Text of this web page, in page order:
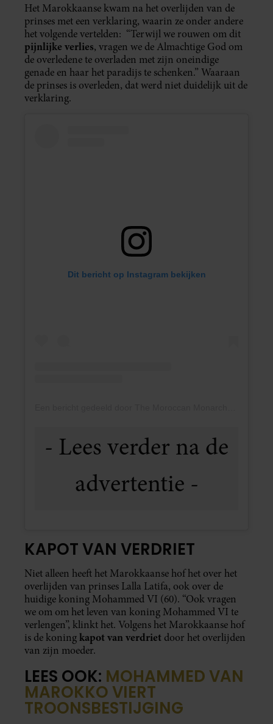
Het Marokkaanse kwam na het overlijden van de
prinses met een verklaring, waarin ze onder andere
het volgende vertelden: “Terwijl we rouwen om dit
pijnlijke verlies, vragen we de Almachtige God om
de overledene te overladen met zijn oneindige
genade en haar het paradijs te schenken.” Waaraan
de prinses is overleden, dat werd niet duidelijk uit de
verklaring.
Dit bericht op Instagram bekijken
KAPOT VAN VERDRIET
Niet alleen heeft het Marokkaanse hof het over het
overlijden van prinses Lalla Latifa, ook over de
huidige koning Mohammed VI (60). “Ook vragen
we om om het leven van koning Mohammed VI te
verlengen”, klinkt het. Volgens het Marokkaanse hof
is de koningkapot van verdriet door het overlijden
van zijn moeder.
LEES OOK: MOHAMMED VAN
MAROKKO VIERT
TROONSBESTIJGING